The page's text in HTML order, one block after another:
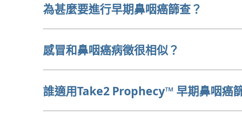
為甚麼要進行早期鼻咽癌篩查？
感冒和鼻咽癌病徵很相似？
誰適用Take2 Prophecy™ 早期鼻咽癌